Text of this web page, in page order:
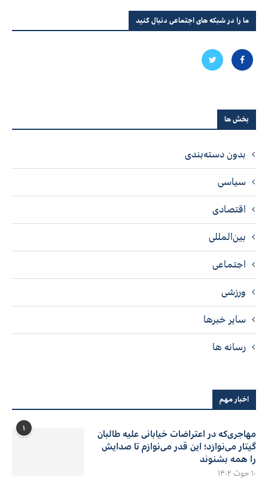
ما را در شبکه های اجتماعی دنبال کنید
بخش ها
بدون دسته‌بندی
سیاسی
اقتصادی
بین‌المللی
اجتماعی
ورزشی
سایر خبرها
رسانه ها
اخبار مهم
۱
مهاجری‌که در اعتراضات خیابانی علیه طالبان
گیتار می‌نوازد؛ این قدر می‌نوازم تا صدایش
را همه بشنوند
۱۰ حوت ۱۴۰۲